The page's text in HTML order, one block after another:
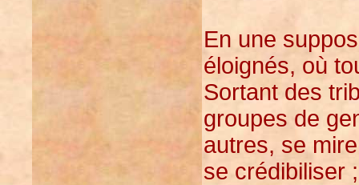
En une
éloignés, où
Sortant des
groupes de
autres, se
se crédibiliser